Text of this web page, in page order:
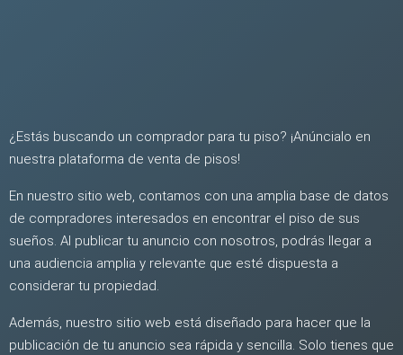
¿Estás buscando un comprador para tu piso? ¡Anúncialo en
nuestra plataforma de venta de pisos!
En nuestro sitio web, contamos con una amplia base de datos
de compradores interesados en encontrar el piso de sus
sueños. Al publicar tu anuncio con nosotros, podrás llegar a
una audiencia amplia y relevante que esté dispuesta a
considerar tu propiedad.
Además, nuestro sitio web está diseñado para hacer que la
publicación de tu anuncio sea rápida y sencilla. Solo tienes que